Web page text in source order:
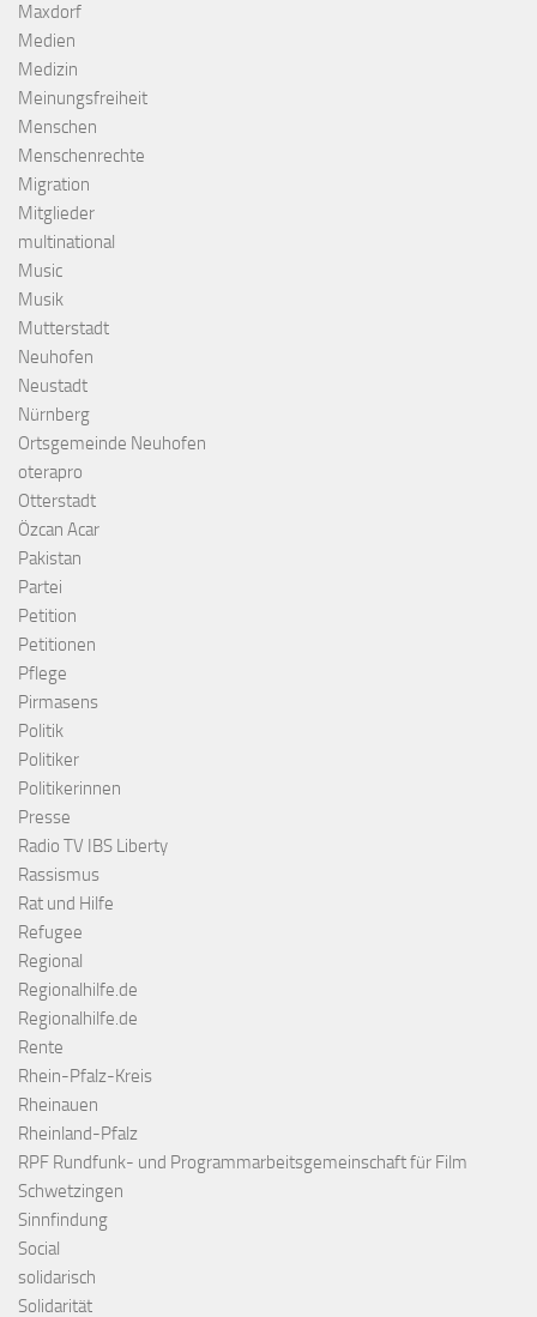
Maxdorf
Medien
Medizin
Meinungsfreiheit
Menschen
Menschenrechte
Migration
Mitglieder
multinational
Music
Musik
Mutterstadt
Neuhofen
Neustadt
Nürnberg
Ortsgemeinde Neuhofen
oterapro
Otterstadt
Özcan Acar
Pakistan
Partei
Petition
Petitionen
Pflege
Pirmasens
Politik
Politiker
Politikerinnen
Presse
Radio TV IBS Liberty
Rassismus
Rat und Hilfe
Refugee
Regional
Regionalhilfe.de
Regionalhilfe.de
Rente
Rhein-Pfalz-Kreis
Rheinauen
Rheinland-Pfalz
RPF Rundfunk- und Programmarbeitsgemeinschaft für Film
Schwetzingen
Sinnfindung
Social
solidarisch
Solidarität